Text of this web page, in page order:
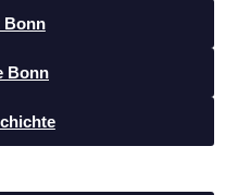
Bonn
Bonn